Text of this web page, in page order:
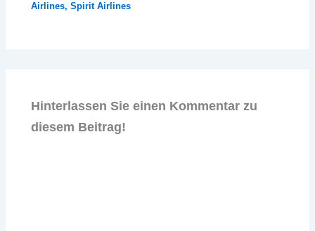
Airlines,Spirit Airlines
Hinterlassen Sie einen Kommentar zu
diesem Beitrag!